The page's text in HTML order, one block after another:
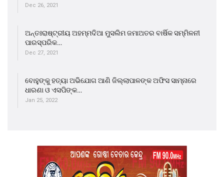
Dec 26, 2021
ଅନ୍ତଃରାଷ୍ଟ୍ରୀୟ ଅହମ୍ମଦିଆ ମୁସଲିମ ଜମାଅତର ବାର୍ଷିକ ସମ୍ମିଳନୀ
ପାରସ୍ପରିକ…
Dec 27, 2021
ବୋହୁଙ୍କୁ ହତ୍ୟା ଅଭିଯୋଗ ଆଣି ଜିଲ୍ଲାପାଳଙ୍କ ଅଫିସ ସାମ୍ନାରେ
ଧାରଣା ଓ ଏସପିଙ୍କ…
Jan 25, 2022